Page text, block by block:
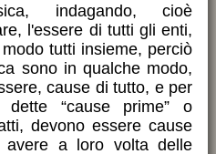
indagando, cioè
l'essere di tutti gli enti,
tutti insieme, perciò
sono in qualche modo,
cause di tutto, e per
“cause prime” o
devono essere cause
avere a loro volta delle